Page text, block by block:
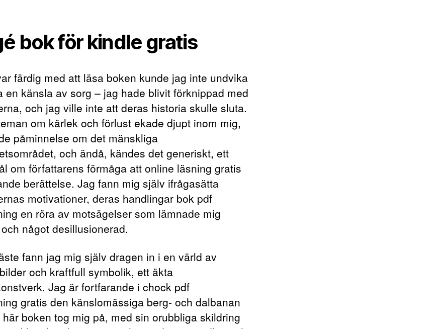
bok för kindle gratis
färdig med att läsa boken kunde jag inte undvika
en känsla av sorg – jag hade blivit förknippad med
och jag ville inte att deras historia skulle sluta.
om kärlek och förlust ekade djupt inom mig,
påminnelse om det mänskliga
och ändå, kändes det generiskt, ett
om författarens förmåga att online läsning gratis
berättelse. Jag fann mig själv ifrågasätta
motivationer, deras handlingar bok pdf
en röra av motsägelser som lämnade mig
något desillusionerad.
fann jag mig själv dragen in i en värld av
och kraftfull symbolik, ett äkta
Jag är fortfarande i chock pdf
gratis den känslomässiga berg- och dalbanan
boken tog mig på, med sin orubbliga skildring